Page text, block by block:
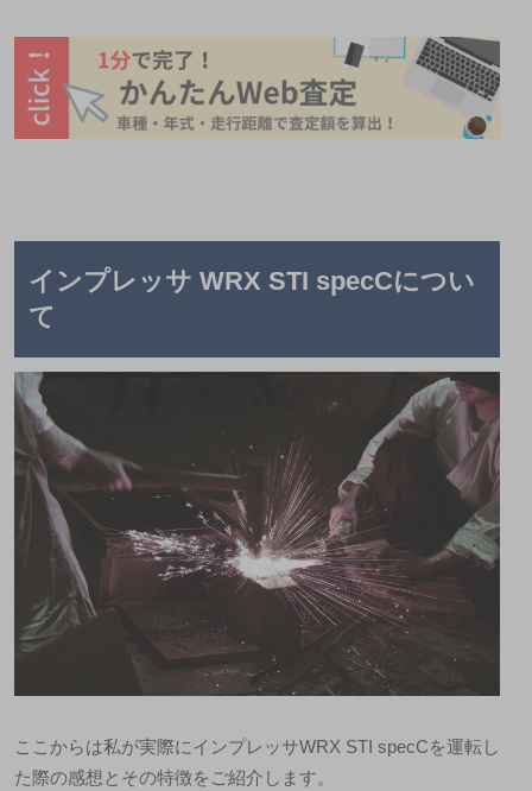
インプレッサ WRX STI specCについ
て
ここからは私が実際にインプレッサWRX STI specCを運転し
た際の感想とその特徴をご紹介します。